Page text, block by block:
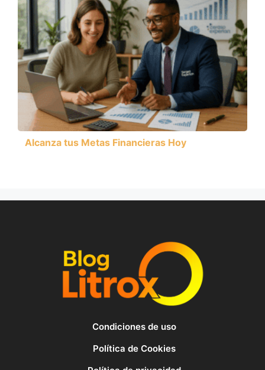
Alcanza tus Metas Financieras Hoy
Condiciones de uso
Política de Cookies